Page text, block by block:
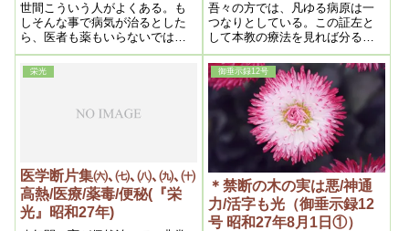
世間こういう人がよくある。も
しそんな事で病気が治るとした
ら、医者も薬もいらないではな
いかと言うのである。全くその
通りで医者や薬が無くなった
ら、世の中に病人はなくなると
上の如く現代医学こそ、世界的
とこそ先決問題である。
吾々の方では、凡ゆる病原は一
つなりとしている。この証左と
して本教の療法を見れば分る
が、如何なる種類の病気でも、
浄霊一本で治して了うのであ
る。処が医学で唱える病理とい
うのは、実は機械的測定の結果
を基準とした推理臆測でしかな
いので、何よりも根本原理が分
っているとすれば、其原理通り
に治療を行えばそれで治る筈
で、敢て動物実験などの必要は
ない筈である。従ってこの事だ
けでも私は全世界の医学者に分
らせたなら、現代医学は科学的
ではなく、推理、機械、実験の
栄光
医学断片集㈥､㈦､㈧､㈨､㈩
高熱/医療/薬毒/便秘(『栄
光』昭和27年)
御垂示録12号
＊禁断の木の実は悪/神通
力/活字も光（御垂示録12
号 昭和27年8月1日①）